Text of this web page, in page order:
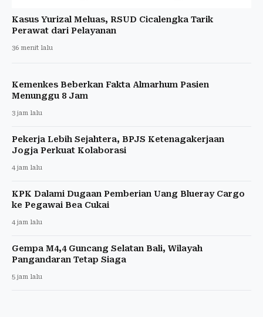
Kasus Yurizal Meluas, RSUD Cicalengka Tarik
Perawat dari Pelayanan
36 menit lalu
Kemenkes Beberkan Fakta Almarhum Pasien
Menunggu 8 Jam
3 jam lalu
Pekerja Lebih Sejahtera, BPJS Ketenagakerjaan
Jogja Perkuat Kolaborasi
4 jam lalu
KPK Dalami Dugaan Pemberian Uang Blueray Cargo
ke Pegawai Bea Cukai
4 jam lalu
Gempa M4,4 Guncang Selatan Bali, Wilayah
Pangandaran Tetap Siaga
5 jam lalu